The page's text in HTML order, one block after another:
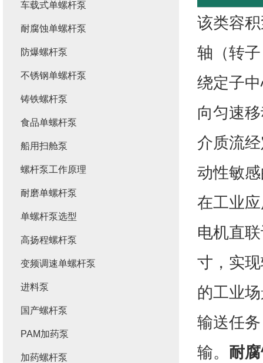
该类容
轴（转
绕定子
向匀速
介质流
动性敏
在工业
电机直
寸，实
的工业
输送任
输。 耐
车载式单螺杆泵
耐腐蚀单螺杆泵
防爆螺杆泵
不锈钢单螺杆泵
铸铁螺杆泵
食品单螺杆泵
船用扫舱泵
螺杆泵工作原理
耐磨单螺杆泵
单螺杆泵选型
高扬程螺杆泵
变频调速单螺杆泵
进料泵
国产螺杆泵
PAM加药泵
加药螺杆泵